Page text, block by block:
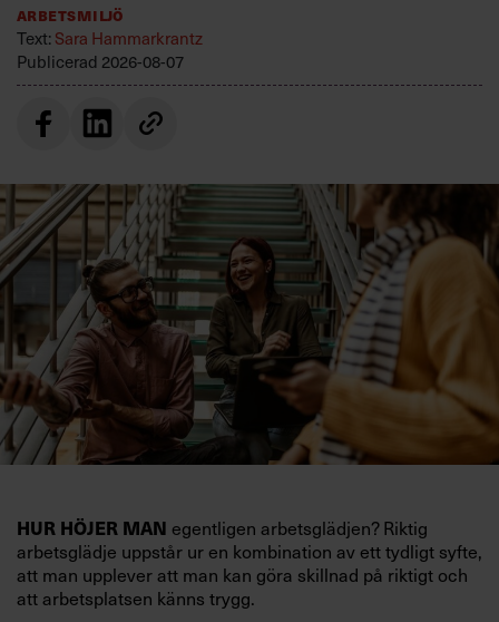
Arbetsmiljö
Text:Sara Hammarkrantz
Publicerad 2026-08-07
HUR HÖJER MAN egentligen arbetsglädjen? Riktig
arbetsglädje uppstår ur en kombination av ett tydligt syfte,
att man upplever att man kan göra skillnad på riktigt och
att arbetsplatsen känns trygg.